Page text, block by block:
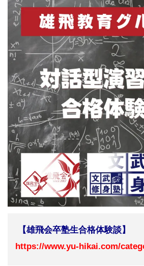
【雄飛会卒塾生合格体験談】
https://www.yu-hikai.com/